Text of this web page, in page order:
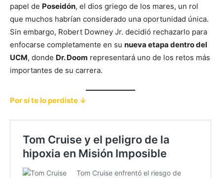
papel de Poseidón, el dios griego de los mares, un rol
que muchos habrían considerado una oportunidad única.
Sin embargo, Robert Downey Jr. decidió rechazarlo para
enfocarse completamente en su nueva etapa dentro del
UCM, donde Dr. Doom representará uno de los retos más
importantes de su carrera.
Por sí te lo perdiste ↓